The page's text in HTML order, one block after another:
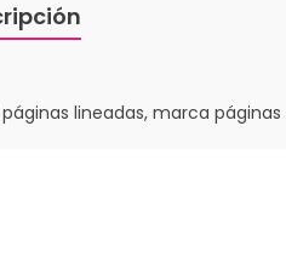
lineadas, marca